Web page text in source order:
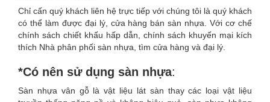
Chỉ cấn quý khách liên hệ trực tiếp với chúng tôi là quý khách
có thể làm được đại lý, cửa hàng bán sàn nhựa. Với cơ chế
chính sách chiết khấu hấp dẫn, chính sách khuyến mại kích
thích Nhà phân phối sàn nhựa, tìm cửa hàng và đại lý.
*Có nên sử dụng sàn nhựa:
Sàn nhựa vân gỗ là vật liệu lát sàn thay các loại vật liệu